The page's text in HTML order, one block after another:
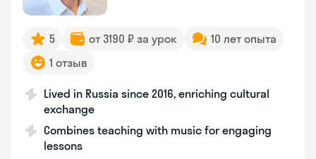
5 от 3190 ₽ за урок
10 лет опыта
1 отзыв
Lived in Russia since 2016, enriching cultural
exchange
Combines teaching with music for engaging
lessons